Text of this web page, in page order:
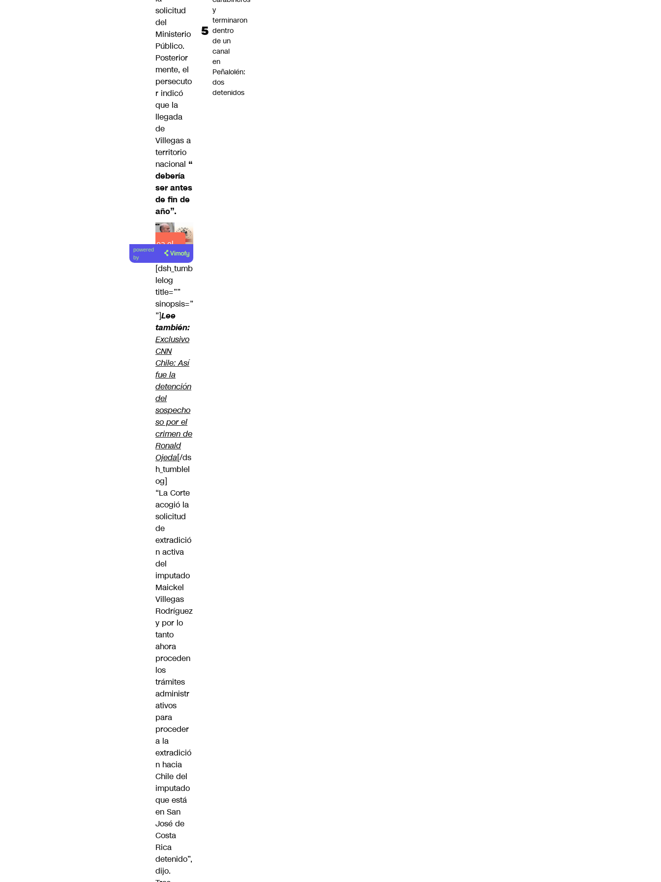
solicitud
del
Ministerio
Público.
Posterior
mente, el
persecuto
r indicó
que la
llegada
de
Villegas a
territorio
nacional “
debería
ser antes
de fin de
año”.
Lea el
artículo
powered
by
[dsh_tumb
lelog
title=””
sinopsis=”
”]Lee
también:
Exclusivo
CNN
Chile: Así
fue la
detención
del
sospecho
so por el
crimen de
Ronald
Ojeda[/ds
h_tumblel
og]
“La Corte
acogió la
solicitud
de
extradició
n activa
del
imputado
Maickel
Villegas
Rodríguez
y por lo
tanto
ahora
proceden
los
trámites
administr
ativos
para
proceder
a la
extradició
n hacia
Chile del
imputado
que está
en San
José de
Costa
Rica
detenido”,
dijo.
y
terminaron
dentro
de un
canal
en
Peñalolén:
dos
detenidos